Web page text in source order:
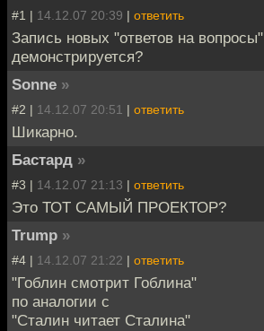
#1 | 14.12.07 20:39 | ответить
Запись новых "ответов на вопросы"
демонстрируется?
Sonne »
#2 | 14.12.07 20:51 | ответить
Шикарно.
Бастард »
#3 | 14.12.07 21:13 | ответить
Это ТОТ САМЫЙ ПРОЕКТОР?
Trump »
#4 | 14.12.07 21:22 | ответить
"Гоблин смотрит Гоблина"
по аналогии с
"Сталин читает Сталина"